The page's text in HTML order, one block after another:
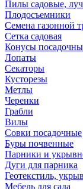
Пилы садовые,
Плодосъемники
Семена газонной
Сетка садовая
Конусы
Лопаты
Секаторы
Кусторезы
Метлы
Черенки
Грабли
Вилы
Совки посадочные
Буры почвенные
Парники и
Дуги для парника
Геотекстиль,
Мебель для сада